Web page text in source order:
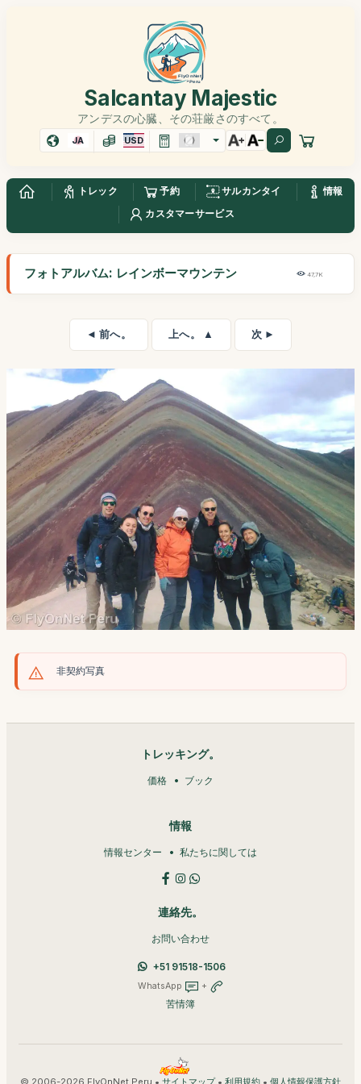
Salcantay Majestic
アンデスの心臓、その荘厳さのすべて。
JA USD
トレック 予約 サルカンタイ
情報
カスタマーサービス
フォトアルバム: レインボーマウンテン 47,7K
◄ 前へ。 上へ。 ▲ 次 ►
非契約写真
トレッキング。
価格 ブック
情報
情報センター 私たちに関しては
連絡先。
お問い合わせ
+51 91518-1506
WhatsApp +
苦情簿
© 2006-2026 FlyOnNet Peru • • •